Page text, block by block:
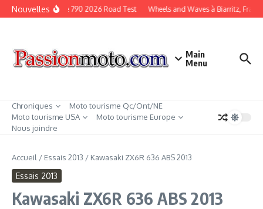
Aller au contenu
NouvellesKTM Duke 790 2026 Road Test Wheels and Waves à Biarritz, France
Main
Menu
Chroniques
Moto tourisme Qc/Ont/NE
Moto tourisme USA
Moto tourisme Europe
Nous joindre
Accueil / Essais 2013 / Kawasaki ZX6R 636 ABS 2013
Essais 2013
Kawasaki ZX6R 636 ABS 2013